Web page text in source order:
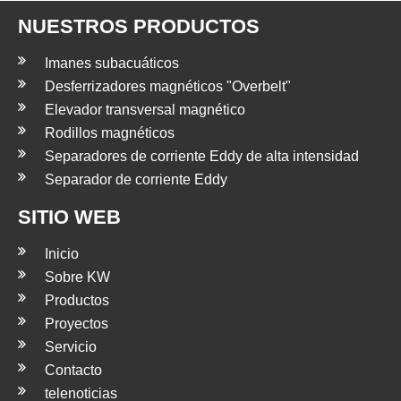
NUESTROS PRODUCTOS
Imanes subacuáticos
Desferrizadores magnéticos "Overbelt"
Elevador transversal magnético
Rodillos magnéticos
Separadores de corriente Eddy de alta intensidad
Separador de corriente Eddy
SITIO WEB
Inicio
Sobre KW
Productos
Proyectos
Servicio
Contacto
telenoticias